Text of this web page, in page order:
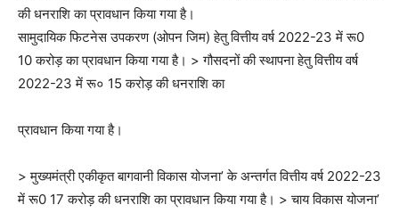
की धनराशि का प्रावधान किया गया है।
सामुदायिक फिटनेस उपकरण (ओपन जिम) हेतु वित्तीय वर्ष 2022-23 में रू0
10 करोड़ का प्रावधान किया गया है। > गौसदनों की स्थापना हेतु वित्तीय वर्ष
2022-23 में रू० 15 करोड़ की धनराशि का
प्रावधान किया गया है।
> मुख्यमंत्री एकीकृत बागवानी विकास योजना’ के अन्तर्गत वित्तीय वर्ष 2022-23
में रू0 17 करोड़ की धनराशि का प्रावधान किया गया है। > चाय विकास योजना’